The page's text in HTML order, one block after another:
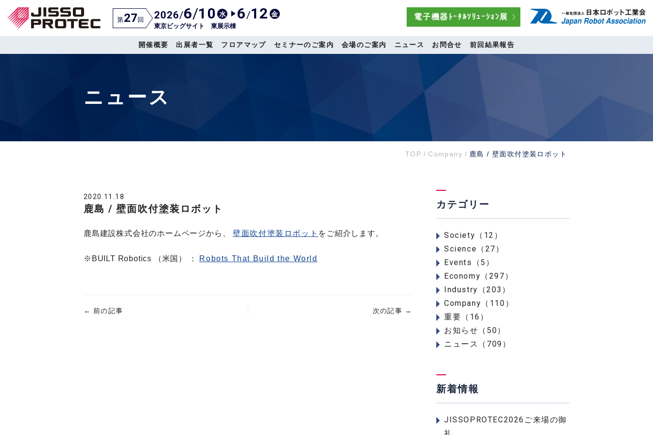
第27回 2026/6/10 水 6/12 金
東京ビッグサイト 東展示棟
電子機器ﾄｰﾀﾙｿﾘｭｰｼｮﾝ展
開催概要 出展者一覧 フロアマップ セミナーのご案内 会場のご案内 ニュース お問合せ 前回結果報告
ニュース
TOP / Company / 鹿島 / 壁面吹付塗装ロボット
2020.11.18
鹿島 / 壁面吹付塗装ロボット
鹿島建設株式会社のホームページから、壁面吹付塗装ロボット をご紹介します。
※BUILT Robotics （米国） ： Robots That Build the World
← 前の記事 次の記事 →
カテゴリー
Society（12）
Science（27）
Events（5）
Economy（297）
Industry（203）
Company（110）
重要（16）
お知らせ（50）
ニュース（709）
新着情報
JISSOPROTEC2026ご来場の御